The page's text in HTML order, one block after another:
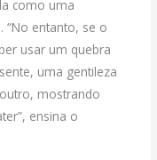
como uma
“No entanto, se o
usar um quebra
uma gentileza
mostrando
ensina o